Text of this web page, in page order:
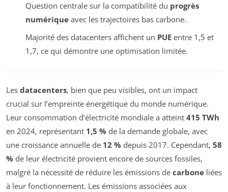
Question centrale sur la compatibilité du progrès
numériqueavec les trajectoires bas carbone.
Majorité des datacenters affichent un PUEentre 1,5 et
1,7, ce qui démontre une optimisation limitée.
Les datacenters, bien que peu visibles, ont un impact
crucial sur l’empreinte énergétique du monde numérique.
Leur consommation d’électricité mondiale a atteint 415 TWh
en 2024, représentant 1,5 % de la demande globale, avec
une croissance annuelle de 12 % depuis 2017. Cependant, 58
% de leur électricité provient encore de sources fossiles,
malgré la nécessité de réduire les émissions de carbone liées
à leur fonctionnement. Les émissions associées aux